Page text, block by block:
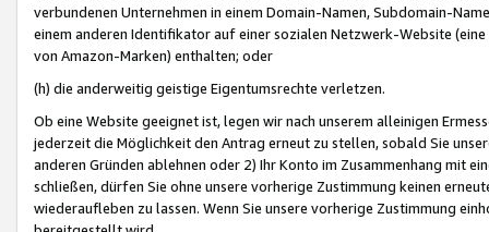
verbundenen Unternehmen in einem Domain-Namen, Subdomain-
einem anderen Identifikator auf einer sozialen Netzwerk-Website
von Amazon-Marken) enthalten; oder
(h) die anderweitig geistige Eigentumsrechte verletzen.
Ob eine Website geeignet ist, legen wir nach unserem alleinigen
jederzeit die Möglichkeit den Antrag erneut zu stellen, sobald Sie
anderen Gründen ablehnen oder 2) Ihr Konto im Zusammenhang mit
schließen, dürfen Sie ohne unsere vorherige Zustimmung keinen
wiederaufleben zu lassen. Wenn Sie unsere vorherige Zustimmung